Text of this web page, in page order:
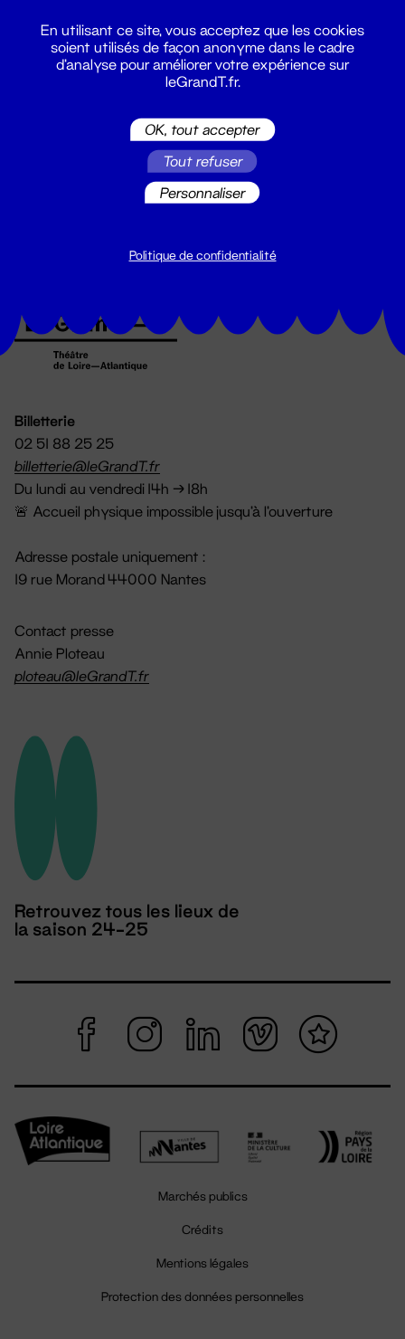
Suivez toutes les actualités du
Billetterie
02 51 88 25 25
billetterie@leGrandT.fr
Du lundi au vendredi 14h → 18h
🚨 Accueil physique impossible jusqu'à l'ouverture
Adresse postale uniquement :
19 rue Morand 44000 Nantes
Contact presse
Annie Ploteau
ploteau@leGrandT.fr
Retrouvez tous les lieux de
la saison 24-25
Marchés publics
Crédits
Mentions légales
Protection des données personnelles
En utilisant ce site, vous acceptez que les cookies
soient utilisés de façon anonyme dans le cadre
d'analyse pour améliorer votre expérience sur
leGrandT.fr.
OK, tout accepter
Tout refuser
Personnaliser
Politique de confidentialité